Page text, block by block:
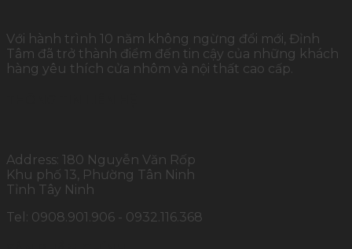
Với hành trình 10 năm không ngừng đổi mới, Đỉnh
Tâm đã trở thành điểm đến tin cậy của những khách
hàng yêu thích cửa nhôm và nội thất cao cấp.
Address: 180 Nguyễn Văn Rốp
Khu phố 13, Phường Tân Ninh
Tỉnh Tây Ninh
Tel: 0908.901.906 - 0932.116.368